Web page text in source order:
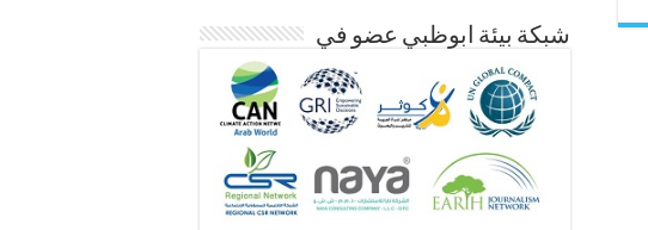
شبكة بيئة ابوظبي عضو في